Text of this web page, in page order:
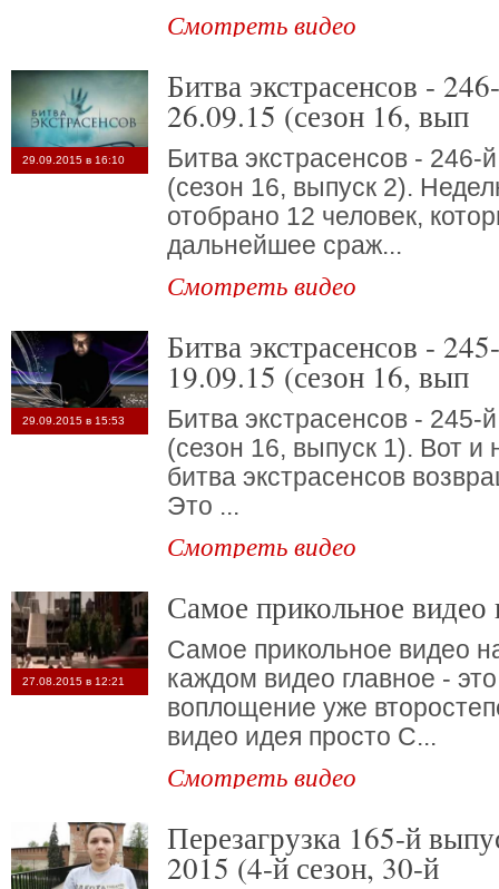
Смотреть видео
29.09.2015 в 16:10
Битва экстрасенсов - 246-й выпуск от
26.09.15 (сезон 16, вып
Битва экстрасенсов - 246-
(сезон 16, выпуск 2).
отобрано 12 человек,
дальнейшее сраж...
Смотреть видео
29.09.2015 в 15:53
Битва экстрасенсов - 245-й выпуск от
19.09.15 (сезон 16, вып
Битва экстрасенсов - 245-
(сезон 16, выпуск 1). Вот и
битва экстрасенсов
Это ...
Смотреть видео
27.08.2015 в 12:21
Самое прикольное
Самое прикольное видео
каждом видео главное -
воплощение уже
видео идея просто С...
Смотреть видео
Перезагрузка 165-й выпуск от 9 августа
2015 (4-й сезон, 30-й